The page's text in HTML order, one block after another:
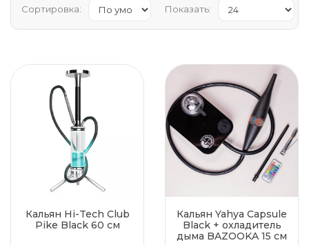
Сортировка: Показать:
Кальян Hi-Tech Club
Pike Black 60 см
Кальян Yahya Capsule
Black + охладитель
дыма BAZOOKA 15 см